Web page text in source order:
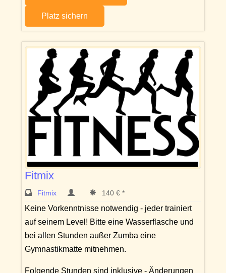
Platz sichern
Fitmix
Fitmix 140 € *
Keine Vorkenntnisse notwendig - jeder trainiert
auf seinem Level! Bitte eine Wasserflasche und
bei allen Stunden außer Zumba eine
Gymnastikmatte mitnehmen.
Folgende Stunden sind inklusive - Änderungen